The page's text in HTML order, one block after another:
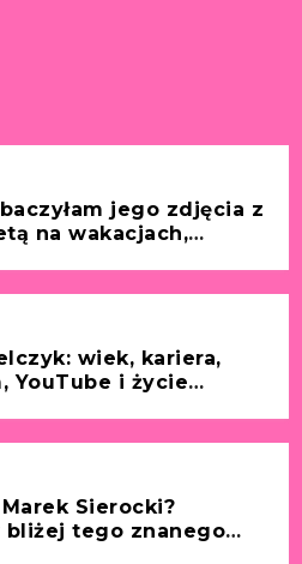
jego zdjęcia z
na wakacjach,
wiek, kariera,
YouTube i życie
Sierocki?
bliżej tego znanego